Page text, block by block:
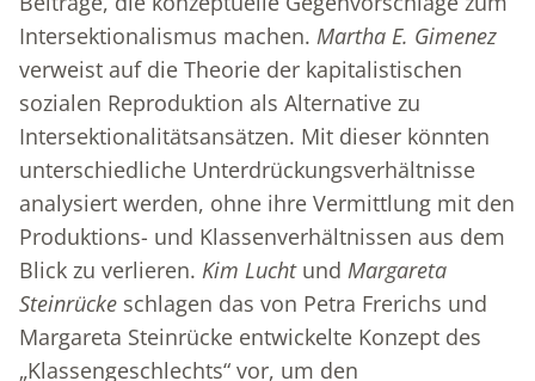
Intersektionalismus machen. Martha E. Gimenez
verweist auf die Theorie der kapitalistischen
sozialen Reproduktion als Alternative zu
Intersektionalitätsansätzen. Mit dieser könnten
unterschiedliche Unterdrückungsverhältnisse
analysiert werden, ohne ihre Vermittlung mit den
Produktions- und Klassenverhältnissen aus dem
Blick zu verlieren. Kim Luchtund Margareta
Steinrücke schlagen das von Petra Frerichs und
Margareta Steinrücke entwickelte Konzept des
„Klassengeschlechts“ vor, um den